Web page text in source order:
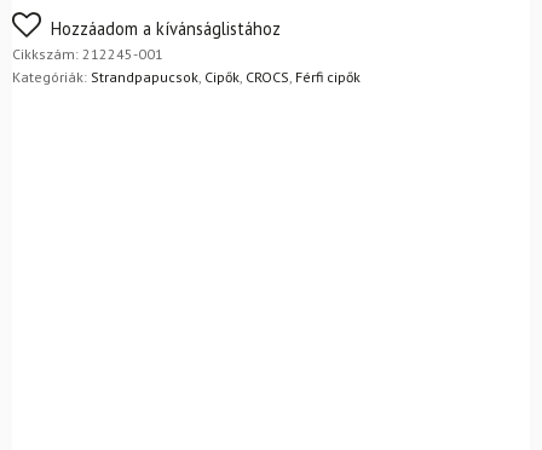
FoxPost
Nem biztos a választásában? Semmi gond – a terméket
egyszerűen visszaküldheti 14 napon belül, indoklás nélkül.
Mik a visszaküldés feltételei?
Hozzáadom a kívánságlistához
Cikkszám: 212245-001
Kategóriák: Strandpapucsok Cipők CROCS Férfi cipők